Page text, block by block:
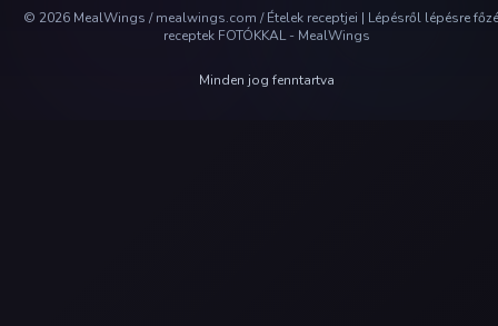
© 2026 MealWings / mealwings.com /Ételek receptjei | Lépésről lépésre
receptek FOTÓKKAL - MealWings
Minden jog fenntartva